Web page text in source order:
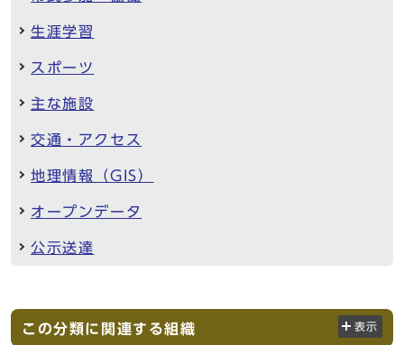
生涯学習
スポーツ
主な施設
交通・アクセス
地理情報（GIS）
オープンデータ
公示送達
この分類に関連する組織 表示